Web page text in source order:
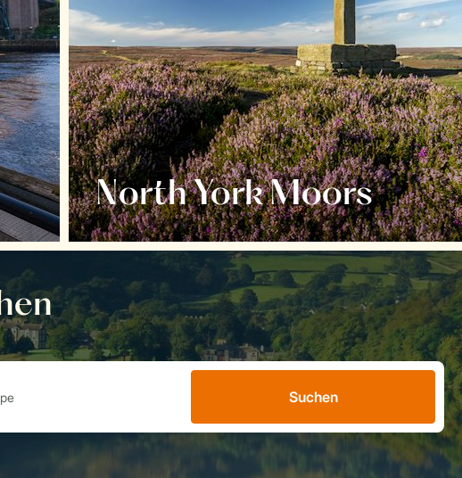
North York Moors
Suchen